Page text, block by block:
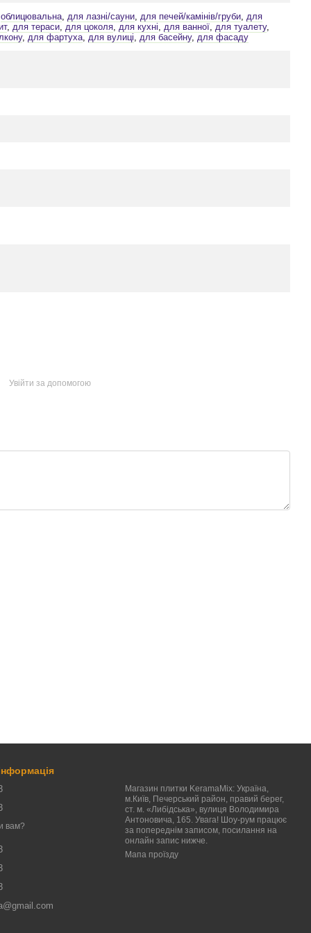
облицювальна, для лазні/сауни, для печей/камінів/груби, для
, для тераси, для цоколя, для кухні, для ванної, для туалету,
, для фартуха, для вулиці, для басейну, для фасаду
Увійти за допомогою
вам?
Магазин плитки KeramaMix: Україна,
м.Київ, Печерський район, правий берег,
ст. м. «Либідська», вулиця Володимира
Антоновича, 165. Увага! Шоу-рум працює
за попереднім записом, посилання на
онлайн запис нижче.
Мапа проїзду